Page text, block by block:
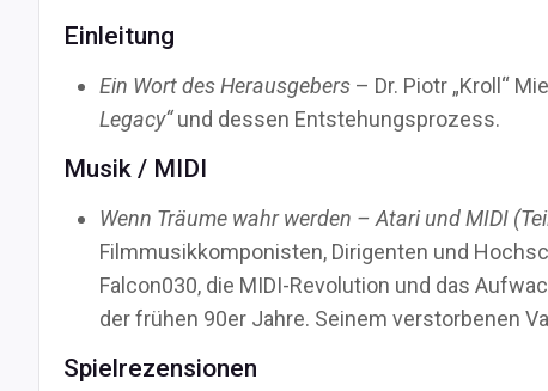
Einleitung
Ein Wort des Herausgebers – Dr. Piotr „Kroll“
Legacy“und dessen Entstehungsprozess.
Musik / MIDI
Wenn Träume wahr werden – Atari und MIDI
Filmmusikkomponisten, Dirigenten und
Falcon030, die MIDI-Revolution und das
der frühen 90er Jahre. Seinem verstorbenen
Spielrezensionen